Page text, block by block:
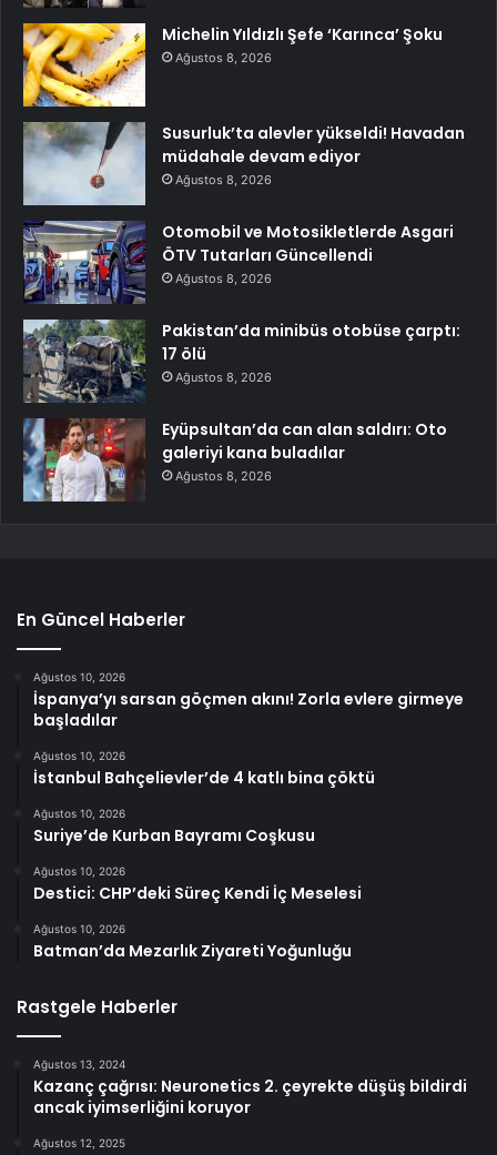
Michelin Yıldızlı Şefe ‘Karınca’ Şoku
Ağustos 8, 2026
Susurluk’ta alevler yükseldi! Havadan
müdahale devam ediyor
Ağustos 8, 2026
Otomobil ve Motosikletlerde Asgari
ÖTV Tutarları Güncellendi
Ağustos 8, 2026
Pakistan’da minibüs otobüse çarptı:
17 ölü
Ağustos 8, 2026
Eyüpsultan’da can alan saldırı: Oto
galeriyi kana buladılar
Ağustos 8, 2026
En Güncel Haberler
Ağustos 10, 2026
İspanya’yı sarsan göçmen akını! Zorla evlere girmeye
başladılar
Ağustos 10, 2026
İstanbul Bahçelievler’de 4 katlı bina çöktü
Ağustos 10, 2026
Suriye’de Kurban Bayramı Coşkusu
Ağustos 10, 2026
Destici: CHP’deki Süreç Kendi İç Meselesi
Ağustos 10, 2026
Batman’da Mezarlık Ziyareti Yoğunluğu
Rastgele Haberler
Ağustos 13, 2024
Kazanç çağrısı: Neuronetics 2. çeyrekte düşüş bildirdi
ancak iyimserliğini koruyor
Ağustos 12, 2025